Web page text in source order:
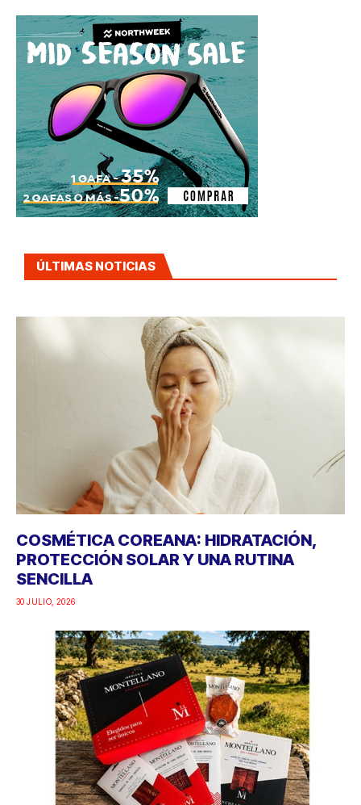
ÚLTIMAS NOTICIAS
COSMÉTICA COREANA: HIDRATACIÓN,
PROTECCIÓN SOLAR Y UNA RUTINA
SENCILLA
30 JULIO, 2026